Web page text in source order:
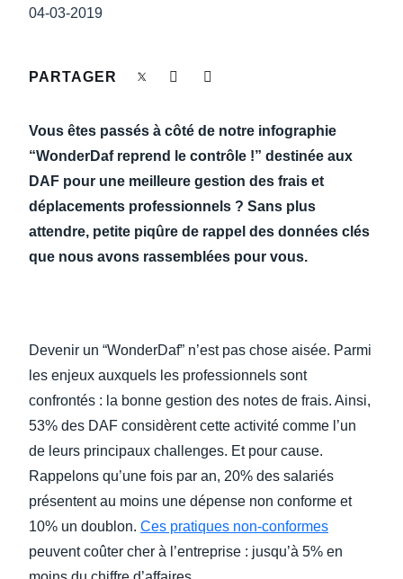
Finland (English)
España (Español)
Norway (English)
FRAUDE ET CONFORMITÉ
L’EXPÉRIENCE EMPLOYÉ
04-03-2019
PARTAGER
Vous êtes passés à côté de notre infographie
“WonderDaf reprend le contrôle !” destinée aux
DAF pour une meilleure gestion des frais et
déplacements professionnels ? Sans plus
attendre, petite piqûre de rappel des données clés
que nous avons rassemblées pour vous.
Devenir un “WonderDaf” n’est pas chose aisée. Parmi
les enjeux auxquels les professionnels sont
confrontés : la bonne gestion des notes de frais. Ainsi,
53% des DAF considèrent cette activité comme l’un
de leurs principaux challenges. Et pour cause.
Rappelons qu’une fois par an, 20% des salariés
présentent au moins une dépense non conforme et
10% un doublon. Ces pratiques non-conformes
peuvent coûter cher à l’entreprise : jusqu’à 5% en